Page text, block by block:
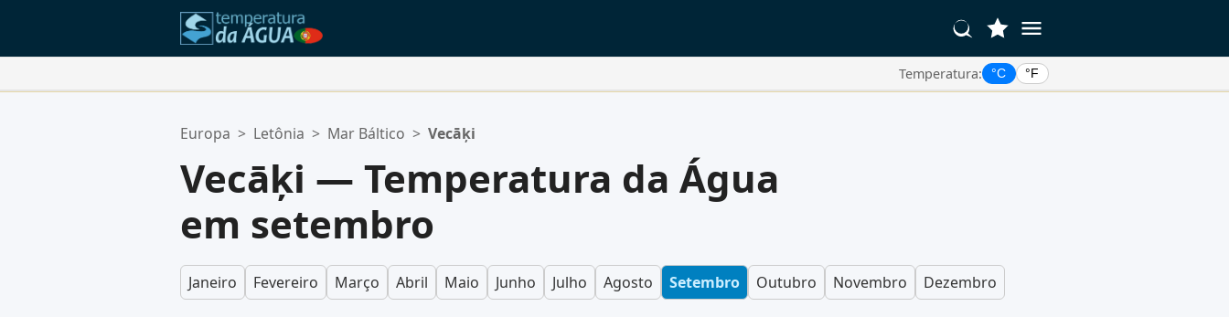
Temperatura: °C °F
Sua lista de favoritos está vazia.
Europa > Letônia > Mar Báltico > Vecāķi
Vecāķi — Temperatura da Água
em setembro
Janeiro Fevereiro Março Abril Maio Junho Julho Agosto Setembro Outubro Novembro Dezembro